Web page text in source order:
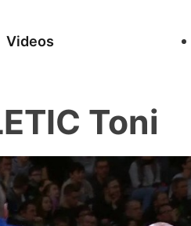
Videos
Toni